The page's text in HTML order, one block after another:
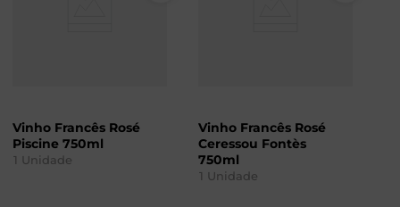
Vinho Francês Rosé
Piscine 750ml
1 Unidade
Vinho Francês Rosé
Ceressou Fontès
750ml
1 Unidade